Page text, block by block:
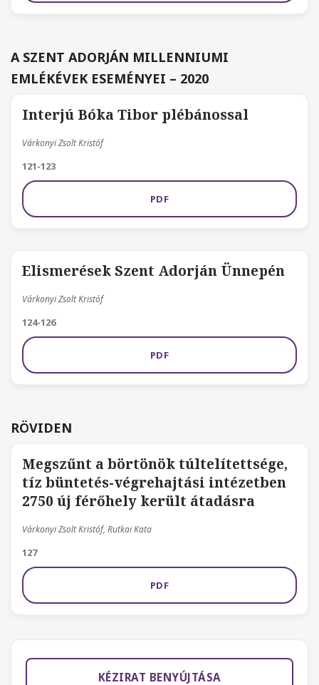
A SZENT ADORJÁN MILLENNIUMI
EMLÉKÉVEK ESEMÉNYEI – 2020
Interjú Bóka Tibor plébánossal
Várkonyi Zsolt Kristóf
121-123
PDF
Elismerések Szent Adorján Ünnepén
Várkonyi Zsolt Kristóf
124-126
PDF
RÖVIDEN
Megszűnt a börtönök túltelítettsége,
tíz büntetés-végrehajtási intézetben
2750 új férőhely került átadásra
Várkonyi Zsolt Kristóf, Rutkai Kata
127
PDF
KÉZIRAT BENYÚJTÁSA